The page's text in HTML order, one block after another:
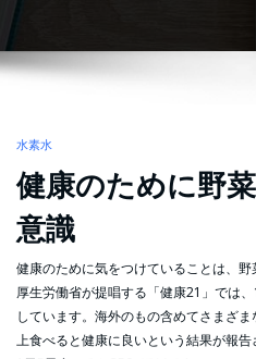
水素水
健康のために野
意識
健康のために気をつけていることは、野
厚生労働省が提唱する「健康21」では
しています。海外のもの含めてさまざ
上食べると健康に良いという結果が報告